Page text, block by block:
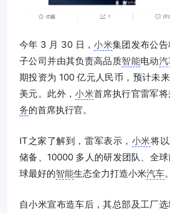
今年 3 月 30 日，小米集团发布公
子公司并由其负责高品质智能电动
期投资为 100 亿元人民币，预计未
美元。此外，小米首席执行官雷军将
务的首席执行官。
IT之家了解到，雷军表示， 小米将
储备、10000 多人的研发团队、全
球最好的智能生态全力打造小米汽车。
自小米宣布造车后，其总部及工厂